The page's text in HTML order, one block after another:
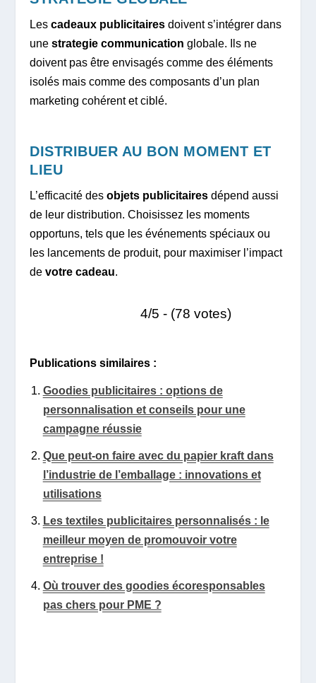
Lescadeaux publicitaires doivent s’intégrer dans
unestrategie communication globale. Ils ne
doivent pas être envisagés comme des éléments
isolés mais comme des composants d’un plan
marketing cohérent et ciblé.
DISTRIBUER AU BON MOMENT ET
LIEU
L’efficacité desobjets publicitaires dépend aussi
de leur distribution. Choisissez les moments
opportuns, tels que les événements spéciaux ou
les lancements de produit, pour maximiser l’impact
devotre cadeau.
4/5 - (78 votes)
Publications similaires :
Goodies publicitaires : options de
personnalisation et conseils pour une
campagne réussie
Que peut-on faire avec du papier kraft dans
l’industrie de l’emballage : innovations et
utilisations
Les textiles publicitaires personnalisés : le
meilleur moyen de promouvoir votre
entreprise !
Où trouver des goodies écoresponsables
pas chers pour PME ?